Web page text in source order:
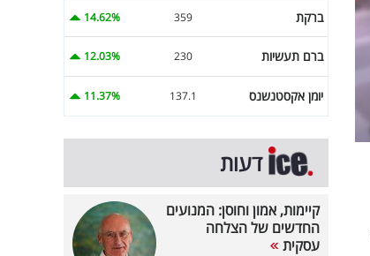
ברקת 359
14.62%
ברם תעשיות 230
12.03%
יומן אקסטנשנס 137.1
11.37%
דעות
קיימות, אמון וחוסן: המנועים
החדשים של הצלחה
עסקית